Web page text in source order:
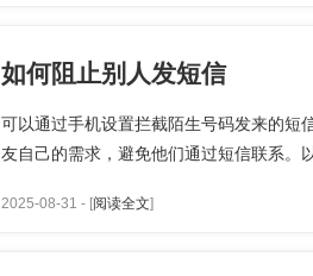
如何阻止别人发短信
可以通过手机设置拦截陌生号码发来的短
友自己的需求，避免他们通过短信联系。
2025-08-31 - [阅读全文]